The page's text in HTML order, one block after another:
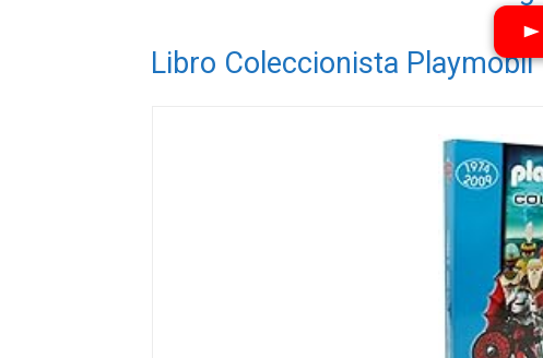
Libro Coleccionista Playmobil